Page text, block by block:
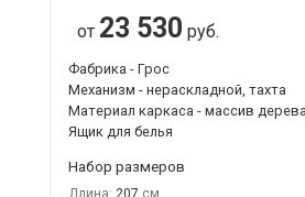
от 23 530 руб.
Фабрика - Грос
Механизм - нераскладной, тахта
Материал каркаса - массив
Ящик для белья
Набор размеров
Длина: 207